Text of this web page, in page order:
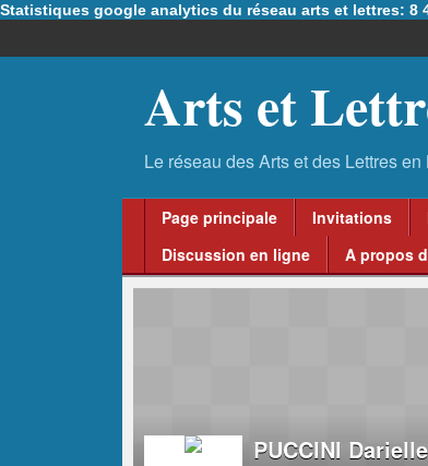
Statistiques google analytics du réseau arts et lettres: 8
Arts et
Page principale Invitations
Discussion en ligne
A propos
PUCCINI Darielle